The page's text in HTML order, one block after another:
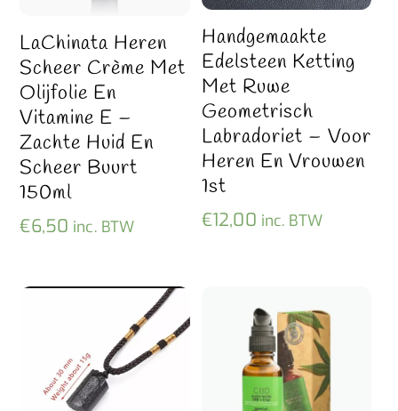
LaChinata Heren
Scheer Crème Met
Olijfolie En
Vitamine E –
Zachte Huid En
Scheer Buurt
150ml
€6,50 inc. BTW
Handgemaakte
Edelsteen Ketting
Met Ruwe
Geometrisch
Labradoriet – Voor
Heren En Vrouwen
1st
€12,00 inc. BTW